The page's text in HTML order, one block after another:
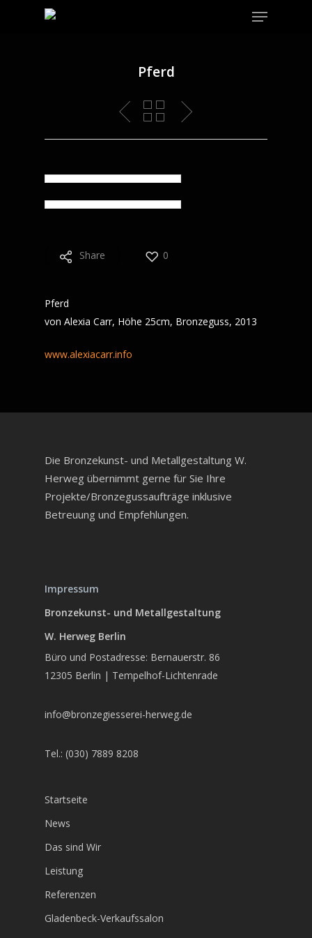
Menu
Pferd
Share 0
Pferd
von Alexia Carr, Höhe 25cm, Bronzeguss, 2013
www.alexiacarr.info
Die Bronzekunst- und Metallgestaltung W.
Herweg übernimmt gerne für Sie Ihre
Projekte/Bronzegussaufträge inklusive
Betreuung und Empfehlungen.
Impressum
Bronzekunst- und Metallgestaltung
W. Herweg Berlin
Büro und Postadresse: Bernauerstr. 86
12305 Berlin | Tempelhof-Lichtenrade
info@bronzegiesserei-herweg.de
Tel.: (030) 7889 8208
Startseite
News
Das sind Wir
Leistung
Referenzen
Gladenbeck-Verkaufssalon